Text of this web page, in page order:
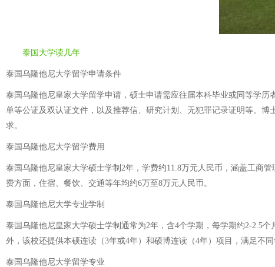
泰国大学读几年
泰国乌隆他尼大学留学申请条件
泰国乌隆他尼皇家大学留学申请，硕士申请需应往届本科毕业或同等学
单等公证及双认证文件，以及推荐信、研究计划、无犯罪记录证明等。
求。
泰国乌隆他尼大学留学费用
泰国乌隆他尼皇家大学硕士学制2年，学费约11.8万元人民币，涵盖工商
费方面，住宿、餐饮、交通等年均约6万至8万元人民币。
泰国乌隆他尼大学专业学制
泰国乌隆他尼皇家大学硕士学制通常为2年，含4个学期，每学期约2-2.5
外，该校还提供本硕连读（3年或4年）和硕博连读（4年）项目，满足不同
泰国乌隆他尼大学留学专业